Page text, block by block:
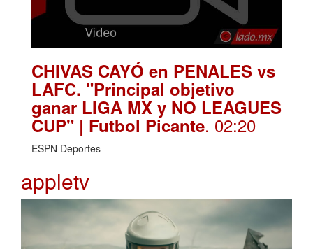
CHIVAS CAYÓ en PENALES vs
LAFC. "Principal objetivo
ganar LIGA MX y NO LEAGUES
CUP" | Futbol Picante. 02:20
ESPN Deportes
appletv